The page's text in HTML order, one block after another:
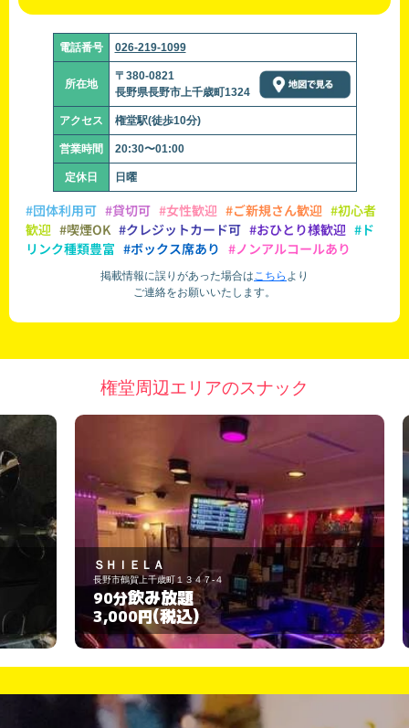
電話番号 026-219-1099
所在地
〒380-0821
長野県長野市上千歳町1324
アクセス 権堂駅(徒歩10分)
営業時間 20:30〜01:00
定休日 日曜
#団体利用可 #貸切可 #女性歓迎 #ご新規さん歓迎 #初心者
歓迎 #喫煙OK #クレジットカード可 #おひとり様歓迎 #ド
リンク種類豊富 #ボックス席あり #ノンアルコールあり
掲載情報に誤りがあった場合はこちら より
ご連絡をお願いいたします。
権堂周辺エリアのスナック
ＳＨＩＥＬＡ
長野市鶴賀上千歳町１３４７-４
90分飲み放題
3,000円(税込)